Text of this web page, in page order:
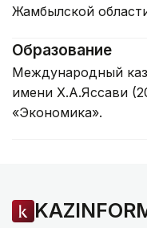
Жамбылской
Образование
Международный
имени Х.А.Яссави
«Экономика».